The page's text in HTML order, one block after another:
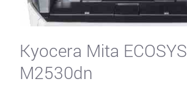
Kyocera Mita ECOSYS
M2530dn